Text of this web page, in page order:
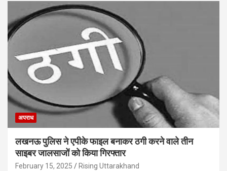
अपराध
लखनऊ पुलिस ने एपीके फाइल बनाकर ठगी करने वाले तीन
साइबर जालसाजों को किया गिरफ्तार
February 15, 2025 Rising Uttarakhand